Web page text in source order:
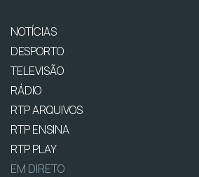
NOTÍCIAS
DESPORTO
TELEVISÃO
RÁDIO
RTP ARQUIVOS
RTP ENSINA
RTP PLAY
EM DIRETO